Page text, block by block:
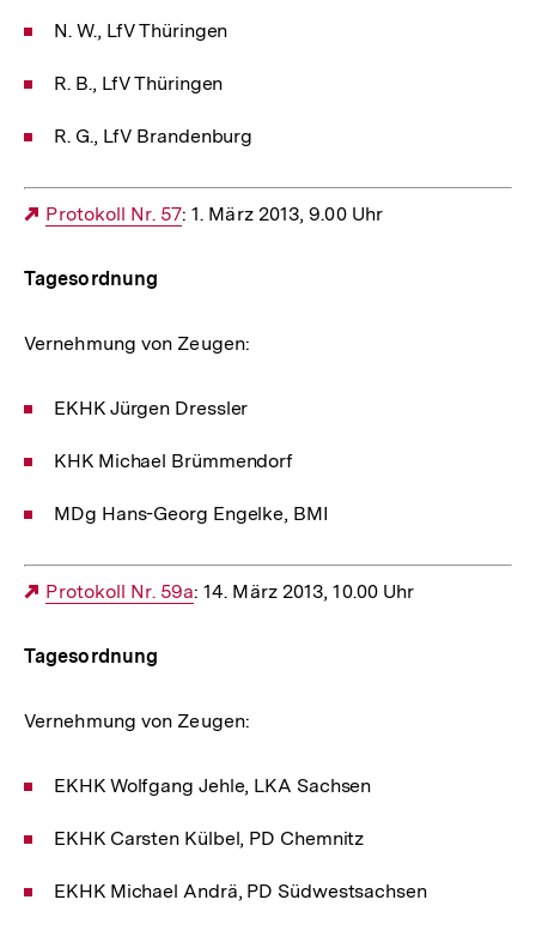
N. W., LfV Thüringen
R. B., LfV Thüringen
R. G., LfV Brandenburg
Externer
Protokoll Nr. 57: 1. März 2013, 9.00 Uhr
Tagesordnung
Vernehmung von Zeugen:
EKHK Jürgen Dressler
KHK Michael Brümmendorf
MDg Hans-Georg Engelke, BMI
Externer
Protokoll Nr. 59a: 14. März 2013, 10.00 Uhr
Tagesordnung
Vernehmung von Zeugen:
EKHK Wolfgang Jehle, LKA Sachsen
EKHK Carsten Külbel, PD Chemnitz
EKHK Michael Andrä, PD Südwestsachsen